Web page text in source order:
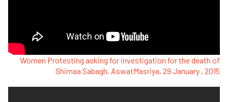
Women Protesting asking for investigation for the death of
Shimaa Sabagh, AswatMasriya, 29 January , 2015